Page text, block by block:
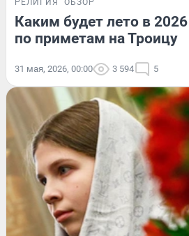
Каким будет лето в
по приметам на Троицу
31 мая, 2026, 00:00 3 594 5